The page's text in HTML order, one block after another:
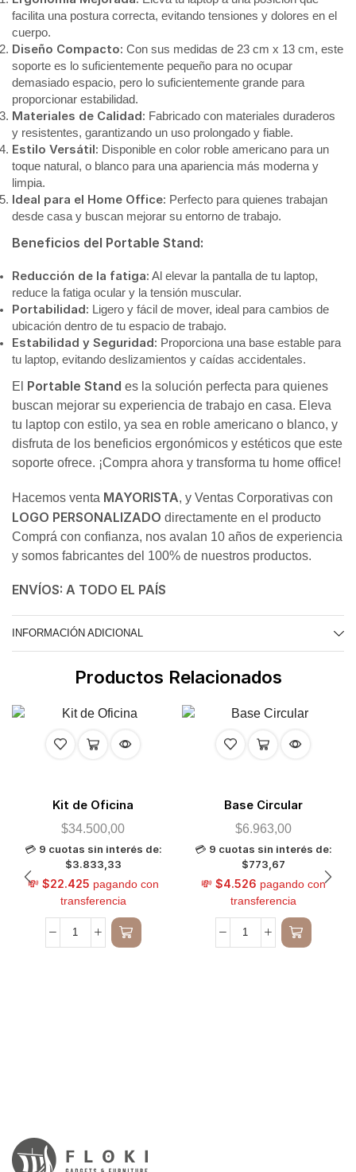
facilita una postura correcta, evitando tensiones y dolores en el
cuerpo.
Diseño Compacto: Con sus medidas de 23 cm x 13 cm, este
soporte es lo suficientemente pequeño para no ocupar
demasiado espacio, pero lo suficientemente grande para
proporcionar estabilidad.
Materiales de Calidad: Fabricado con materiales duraderos
y resistentes, garantizando un uso prolongado y fiable.
Estilo Versátil: Disponible en color roble americano para un
toque natural, o blanco para una apariencia más moderna y
limpia.
Ideal para el Home Office: Perfecto para quienes trabajan
desde casa y buscan mejorar su entorno de trabajo.
Beneficios del Portable Stand:
Reducción de la fatiga: Al elevar la pantalla de tu laptop,
reduce la fatiga ocular y la tensión muscular.
Portabilidad: Ligero y fácil de mover, ideal para cambios de
ubicación dentro de tu espacio de trabajo.
Estabilidad y Seguridad: Proporciona una base estable para
tu laptop, evitando deslizamientos y caídas accidentales.
El Portable Stand es la solución perfecta para quienes
buscan mejorar su experiencia de trabajo en casa. Eleva
tu laptop con estilo, ya sea en roble americano o blanco, y
disfruta de los beneficios ergonómicos y estéticos que este
soporte ofrece. ¡Compra ahora y transforma tu home office!
Hacemos venta MAYORISTA, y Ventas Corporativas con
LOGO PERSONALIZADO directamente en el producto
Comprá con confianza, nos avalan 10 años de experiencia
y somos fabricantes del 100% de nuestros productos.
ENVÍOS: A TODO EL PAÍS
INFORMACIÓN ADICIONAL
Productos Relacionados
Kit de Oficina
$34.500,00
💳 9 cuotas sin interés de:
$3.833,33
💸 $22.425 pagando con
transferencia
Base Circular
$6.963,00
💳 9 cuotas sin interés de:
$773,67
💸 $4.526 pagando con
transferencia